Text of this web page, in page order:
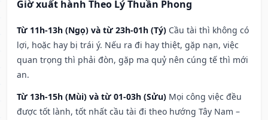
Giờ xuất hành Theo Lý Thuần Phong
Từ 11h-13h (Ngọ) và từ 23h-01h (Tý) Cầu tài thì không có
lợi, hoặc hay bị trái ý. Nếu ra đi hay thiệt, gặp nạn, việc
quan trọng thì phải đòn, gặp ma quỷ nên cúng tế thì mới
an.
Từ 13h-15h (Mùi) và từ 01-03h (Sửu) Mọi công việc đều
được tốt lành, tốt nhất cầu tài đi theo hướng Tây Nam –